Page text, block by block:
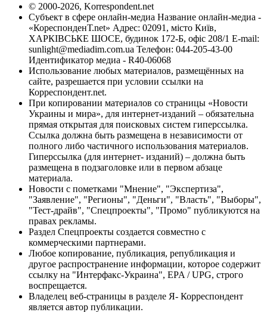
© 2000-2026, Korrespondent.net
Субъект в сфере онлайн-медиа Название онлайн-медиа -
«КореспонденТ.net» Адрес: 02091, місто Київ,
ХАРКІВСЬКЕ ШОСЕ, будинок 172-Б, офіс 208/1 E-mail:
sunlight@mediadim.com.ua Телефон: 044-205-43-00
Идентификатор медиа - R40-06068
Использование любых материалов, размещённых на
сайте, разрешается при условии ссылки на
Корреспондент.net.
При копировании материалов со страницы «Новости
Украины и мира», для интернет-изданий – обязательна
прямая открытая для поисковых систем гиперссылка.
Ссылка должна быть размещена в независимости от
полного либо частичного использования материалов.
Гиперссылка (для интернет- изданий) – должна быть
размещена в подзаголовке или в первом абзаце
материала.
Новости с пометками "Мнение", "Экспертиза",
"Заявление", "Регионы", "Деньги", "Власть", "Выборы",
"Тест-драйв", "Спецпроекты", "Промо" публикуются на
правах рекламы.
Раздел Спецпроекты создается совместно с
коммерческими партнерами.
Любое копирование, публикация, републикация и
другое распространение информации, которое содержит
ссылку на "Интерфакс-Украина", EPA / UPG, строго
воспрещается.
Владелец веб-страницы в разделе Я- Корреспондент
является автор публикации.